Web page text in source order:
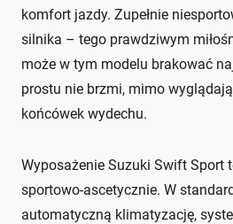
komfort jazdy. Zupełnie
silnika – tego prawdziwym
może w tym modelu brakować
prostu nie brzmi, mimo
końcówek wydechu.
Wyposażenie Suzuki Swift Sport
sportowo-ascetycznie. W
automatyczną klimatyzację,